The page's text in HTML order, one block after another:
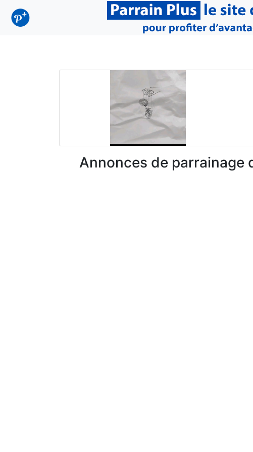
Annonces de parrainage